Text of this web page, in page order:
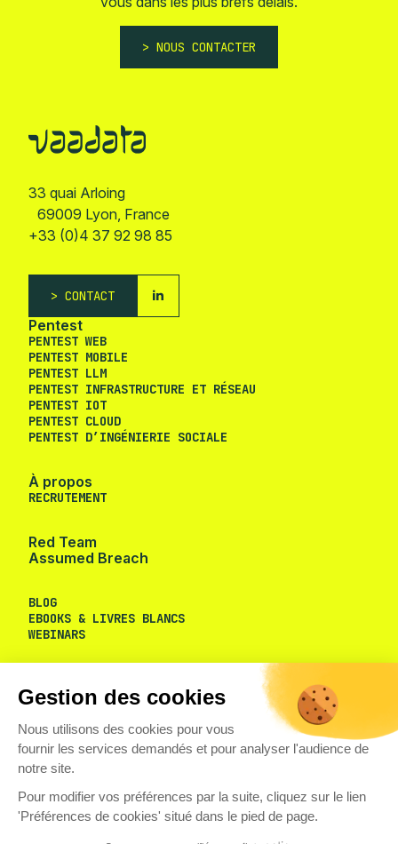
Gestion des cookies
fournir les services demandés et pour analyser l'audience de
Pour modifier vos préférences par la suite, cliquez sur le lien
'Préférences de cookies' situé dans le pied de page.
Non merci Je choisis OK pour moi
Axeptio consent
69009 Lyon, France
+33 (0)4 37 92 98 85
Pentest
PENTEST WEB
PENTEST MOBILE
PENTEST LLM
PENTEST INFRASTRUCTURE ET RÉSEAU
PENTEST IOT
PENTEST CLOUD
PENTEST D’INGÉNIERIE SOCIALE
À propos
RECRUTEMENT
Assumed Breach
EBOOKS & LIVRES BLANCS
WEBINARS